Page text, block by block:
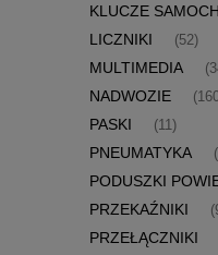
KLUCZE
LICZNIKI (52)
MULTIMEDIA
NADWOZIE
PASKI (11)
PNEUMATYKA
PODUSZKI
PRZEKAŹNIKI
PRZEŁĄCZNIKI